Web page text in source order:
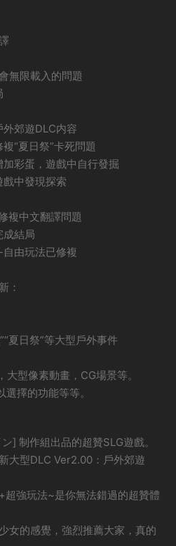
無限載入的問題
郊遊DLC内容
“夏日祭”卡死問題
彩蛋，遊戲中自行發掘
中發現探索
複中文翻譯問題
結局
由玩法已修複
：
夏日祭”等大型戶外事件
型像素動畫，CG場景等。
擇的功能等等。
] 制作組出品的超贊SLG遊戲。
大型DLC Ver2.00：戶外郊遊
超強玩法~是你無法錯過的超贊體
女的感覺，強烈推薦大家，真的